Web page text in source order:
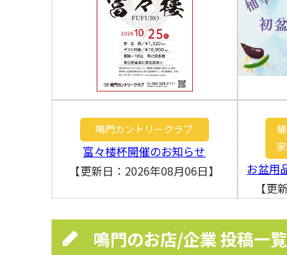
鳴門カントリークラブ
富々楼杯開催のお知らせ
【更新日：2026年08月06日】
お盆用
【更
鳴門のお店/企業 投稿一